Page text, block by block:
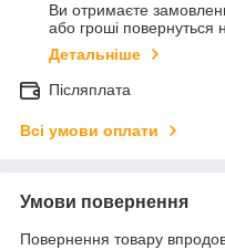
Ви отримаєте
або гроші повернуться
Детальніше
Післяплата
Всі умови оплати
Умови повернення
Повернення товару